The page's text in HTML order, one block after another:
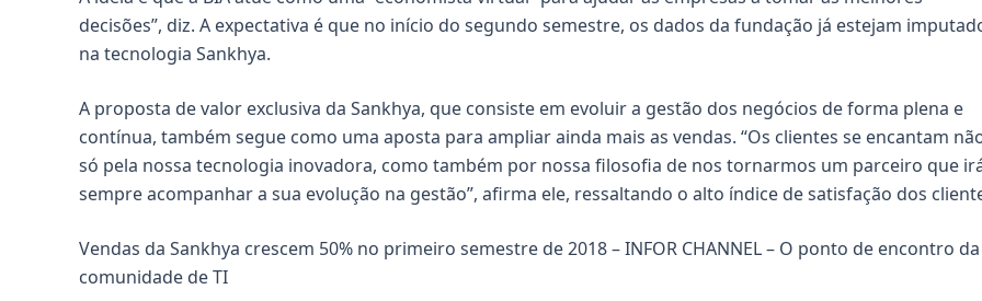
decisões”, diz. A expectativa é que no início do segundo semestre, os dados da fundação já estejam
na tecnologia Sankhya.
A proposta de valor exclusiva da Sankhya, que consiste em evoluir a gestão dos negócios de forma plena e
contínua, também segue como uma aposta para ampliar ainda mais as vendas. “Os clientes se encantam
só pela nossa tecnologia inovadora, como também por nossa filosofia de nos tornarmos um parceiro que
sempre acompanhar a sua evolução na gestão”, afirma ele, ressaltando o alto índice de satisfação dos
Vendas da Sankhya crescem 50% no primeiro semestre de 2018 – INFOR CHANNEL – O ponto de encontro da
comunidade de TI